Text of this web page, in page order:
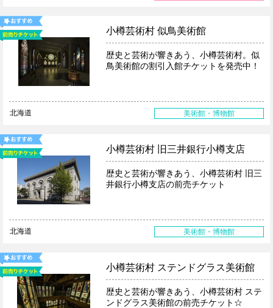
小樽芸術村 似鳥美術館
歴史と芸術が響きあう、小樽芸術村。似
鳥美術館の割引入館チケットを発売中！
北海道 美術館・博物館
小樽芸術村 旧三井銀行小樽支店
歴史と芸術が響きあう、小樽芸術村 旧三
井銀行小樽支店の前売チケット
北海道 美術館・博物館
小樽芸術村 ステンドグラス美術館
歴史と芸術が響きあう、小樽芸術村 ステ
ンドグラス美術館の前売チケット☆